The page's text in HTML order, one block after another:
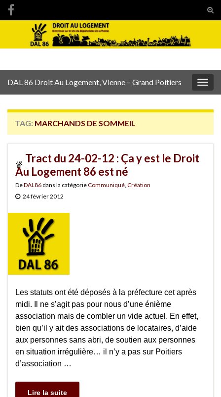
Search for:
DAL 86 Droit Au Logement, Vienne – Grand Poitiers
TAG: MARCHANDS DE SOMMEIL
Tract du 24-02-12 : Ça y est le Droit
Au Logement 86 est né
DeDAL86 dans la catégorieCommuniqué, Création
24 février 2012
Les statuts ont été déposés à la préfecture cet après
midi. Il ne s’agit pas pour nous d’une énième
association mais de combler un vide actuel. En effet,
bien qu’il y ait des associations de locataires, d’aide
aux personnes sans abri, de soutien aux personnes
en situation irrégulière… il n’y a pas sur Poitiers
d’association …
Lire la suite